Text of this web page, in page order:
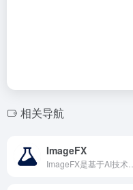
相关导航
ImageFX